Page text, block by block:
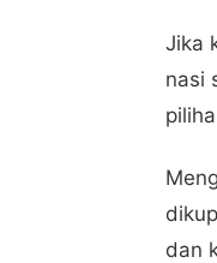
Jika
nasi
dan